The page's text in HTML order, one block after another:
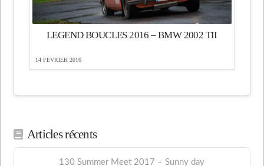
LEGEND BOUCLES 2016 – BMW 2002 TII
14 FÉVRIER 2016
Articles récents
130 Summer Meet 2017 – Sunny day